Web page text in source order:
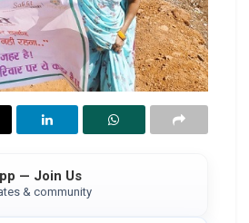
— Join Us
& community